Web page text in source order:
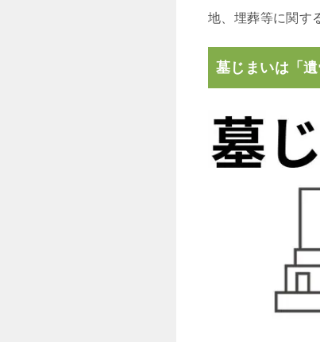
地、埋葬等に関す
墓じまいは「